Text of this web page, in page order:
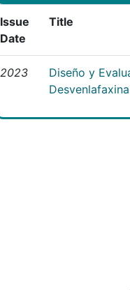
Issue
Date
Title
2023
Diseño y